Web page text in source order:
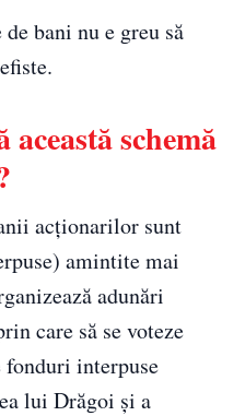
bani nu e greu să
schemă
acționarilor sunt
amintite mai
adunări
care să se voteze
interpuse
lui Drăgoi și a